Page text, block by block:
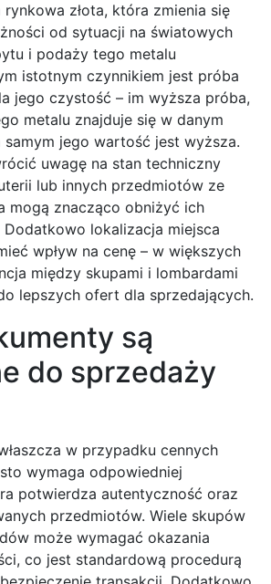
złota, która zmienia się
od sytuacji na światowych
i podaży tego metalu
istotnym czynnikiem jest próba
jego czystość – im wyższa próba,
metalu znajduje się w danym
jego wartość jest wyższa.
uwagę na stan techniczny
lub innych przedmiotów ze
mogą znacząco obniżyć ich
lokalizacja miejsca
wpływ na cenę – w większych
między skupami i lombardami
lepszych ofert dla sprzedających.
są
do sprzedaży
w przypadku cennych
wymaga odpowiedniej
potwierdza autentyczność oraz
przedmiotów. Wiele skupów
może wymagać okazania
co jest standardową procedurą